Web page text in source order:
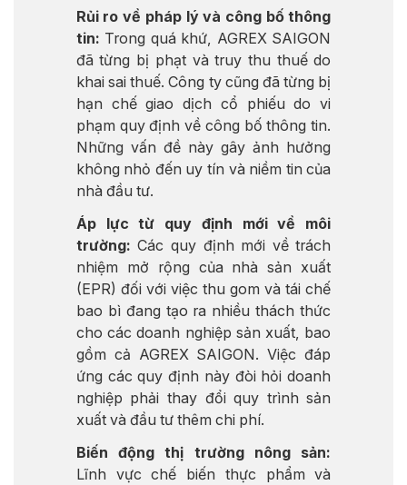
Rủi ro về pháp lý và công bố thông
tin: Trong quá khứ, AGREX SAIGON
đã từng bị phạt và truy thu thuế do
khai sai thuế. Công ty cũng đã từng bị
hạn chế giao dịch cổ phiếu do vi
phạm quy định về công bố thông tin.
Những vấn đề này gây ảnh hưởng
không nhỏ đến uy tín và niềm tin của
nhà đầu tư.
Áp lực từ quy định mới về môi
trường: Các quy định mới về trách
nhiệm mở rộng của nhà sản xuất
(EPR) đối với việc thu gom và tái chế
bao bì đang tạo ra nhiều thách thức
cho các doanh nghiệp sản xuất, bao
gồm cả AGREX SAIGON. Việc đáp
ứng các quy định này đòi hỏi doanh
nghiệp phải thay đổi quy trình sản
xuất và đầu tư thêm chi phí.
Biến động thị trường nông sản:
Lĩnh vực chế biến thực phẩm và